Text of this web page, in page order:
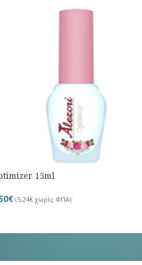
15ml
€ (5,24€ χωρίς ΦΠΑ)